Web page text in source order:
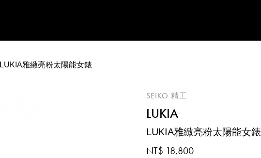
LUKIA雅緻亮粉太陽能女錶
SEIKO 精工
LUKIA
LUKIA雅緻亮粉太陽能女錶
NT$ 18,800